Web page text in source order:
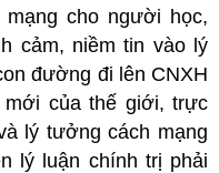
cho người học,
cảm, niềm tin vào lý
đường đi lên CNXH
của thế giới, trực
lý tưởng cách mạng
lý luận chính trị phải